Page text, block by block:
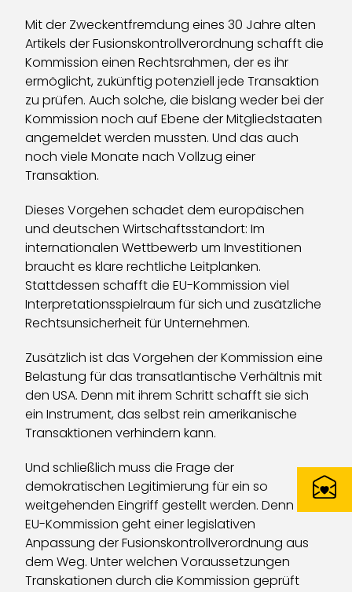
Mit der Zweckentfremdung eines 30 Jahre alten
Artikels der Fusionskontrollverordnung schafft die
Kommission einen Rechtsrahmen, der es ihr
ermöglicht, zukünftig potenziell jede Transaktion
zu prüfen. Auch solche, die bislang weder bei der
Kommission noch auf Ebene der Mitgliedstaaten
angemeldet werden mussten. Und das auch
noch viele Monate nach Vollzug einer
Transaktion.
Dieses Vorgehen schadet dem europäischen
und deutschen Wirtschaftsstandort: Im
internationalen Wettbewerb um Investitionen
braucht es klare rechtliche Leitplanken.
Stattdessen schafft die EU-Kommission viel
Interpretationsspielraum für sich und zusätzliche
Rechtsunsicherheit für Unternehmen.
Zusätzlich ist das Vorgehen der Kommission eine
Belastung für das transatlantische Verhältnis mit
den USA. Denn mit ihrem Schritt schafft sie sich
ein Instrument, das selbst rein amerikanische
Transaktionen verhindern kann.
Und schließlich muss die Frage der
demokratischen Legitimierung für ein so
weitgehenden Eingriff gestellt werden. Denn die
EU-Kommission geht einer legislativen
Anpassung der Fusionskontrollverordnung aus
dem Weg. Unter welchen Voraussetzungen
Transkationen durch die Kommission geprüft